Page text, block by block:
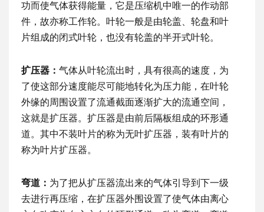
功而使气体获得能量，它是压缩机中唯一的作动部
件，故亦称工作轮。叶轮一般是由轮盖、轮盘和叶
片组成的闭式叶轮，也没有轮盖的半开式叶轮。
扩压器： 气体从叶轮流出时，具有很高的速度，为
了使这部分速度能尽可能地转化为压力能，在叶轮
外缘的周围设置了流通截面逐渐扩大的流通空间，
这就是扩压器。扩压器是由前后隔板组成的环形通
道。其中不装叶片的称为无叶扩压器，装有叶片的
称为叶片扩压器。
弯道： 为了把从扩压器流出来的气体引导到下一级
去进行再压缩，在扩压器外围设置了使气体由离心